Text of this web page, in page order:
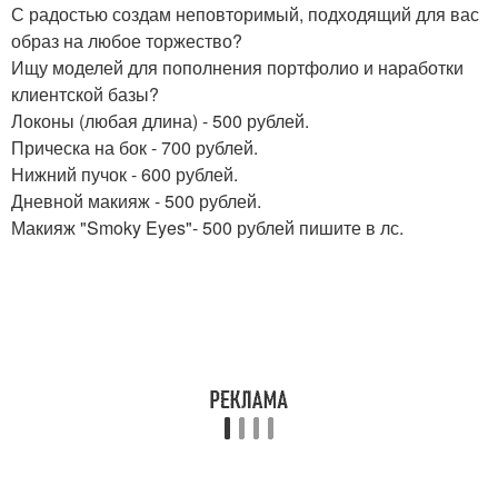
С радостью создам неповторимый, подходящий для вас
образ на любое торжество?
Ищу моделей для пополнения портфолио и наработки
клиентской базы?
Локоны (любая длина) - 500 рублей.
Прическа на бок - 700 рублей.
Нижний пучок - 600 рублей.
Дневной макияж - 500 рублей.
Макияж "Smoky Eyes"- 500 рублей пишите в лс.